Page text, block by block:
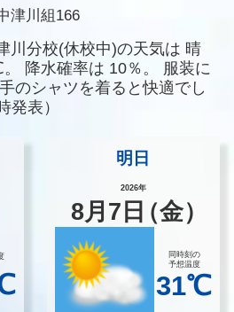
津川組166
川分校(休校中)の天気は 晴
降水確率は 10％。
服装に
のシャツを着ると快適でし
発表）
明日
2026年
8月 7 日（金）
同時刻の
予想温度
31℃